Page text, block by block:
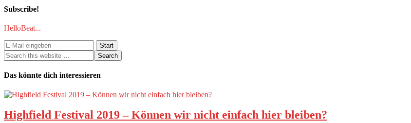
Subscribe!
HelloBeat...
Das könnte dich interessieren
Highfield Festival 2019 – Können wir nicht einfach hier bleiben?